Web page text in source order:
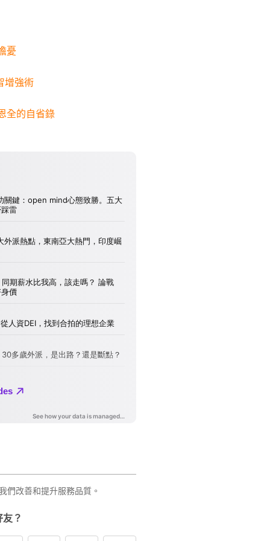
憂
增強術
全的自省錄
們改善和提升服務品質。
？